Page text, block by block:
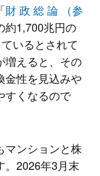
財 政 総 論 （参
約1,700兆円の
いるとされて
増えると、その
金性を見込みや
すくなるので
マンションと株
。2026年3月末